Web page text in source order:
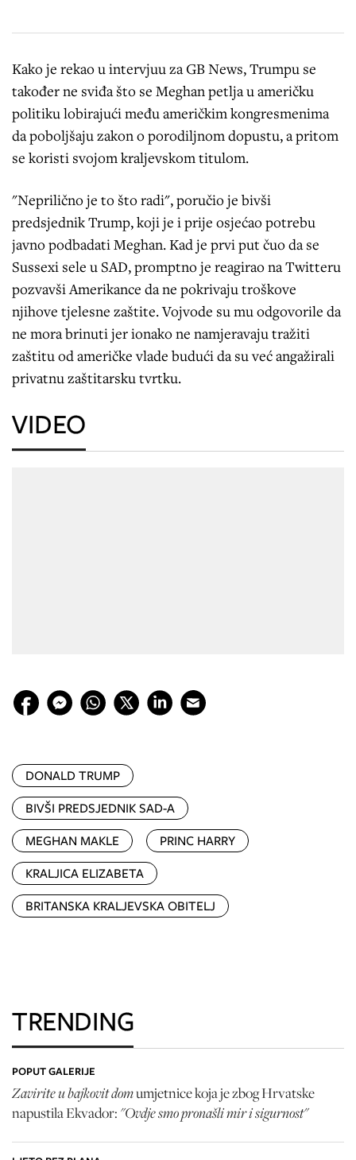
Kako je rekao u intervjuu za GB News, Trumpu se
također ne sviđa što se Meghan petlja u američku
politiku lobirajući među američkim kongresmenima
da poboljšaju zakon o porodiljnom dopustu, a pritom
se koristi svojom kraljevskom titulom.
"Neprilično je to što radi", poručio je bivši
predsjednik Trump, koji je i prije osjećao potrebu
javno podbadati Meghan. Kad je prvi put čuo da se
Sussexi sele u SAD, promptno je reagirao na Twitteru
pozvavši Amerikance da ne pokrivaju troškove
njihove tjelesne zaštite. Vojvode su mu odgovorile da
ne mora brinuti jer ionako ne namjeravaju tražiti
zaštitu od američke vlade budući da su već angažirali
privatnu zaštitarsku tvrtku.
VIDEO
DONALD TRUMP
BIVŠI PREDSJEDNIK SAD-A
MEGHAN MAKLE
PRINC HARRY
KRALJICA ELIZABETA
BRITANSKA KRALJEVSKA OBITELJ
TRENDING
POPUT GALERIJE
Zavirite u bajkovit domumjetnice koja je zbog Hrvatske
napustila Ekvador: "Ovdje smo pronašli mir i sigurnost"